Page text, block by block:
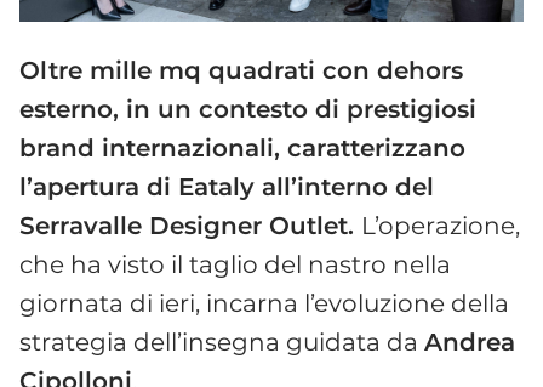
Oltre mille mq quadrati con dehors
esterno, in un contesto di prestigiosi
brand internazionali, caratterizzano
l’apertura di Eataly all’interno del
Serravalle Designer Outlet. L’operazione,
che ha visto il taglio del nastro nella
giornata di ieri, incarna l’evoluzione della
strategia dell’insegna guidata da Andrea